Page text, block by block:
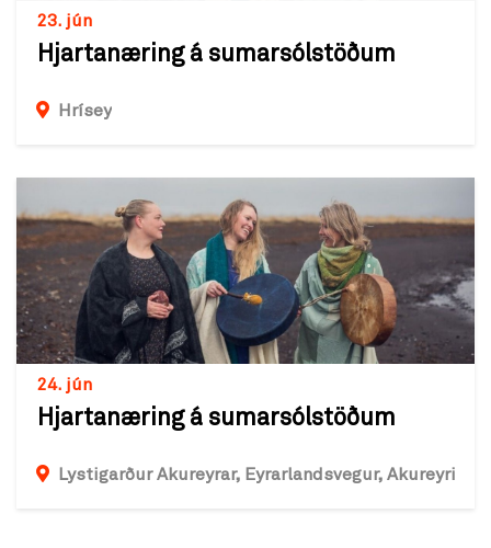
23. jún
Hjartanæring á sumarsólstöðum
Hrísey
24. jún
Hjartanæring á sumarsólstöðum
Lystigarður Akureyrar, Eyrarlandsvegur, Akureyri